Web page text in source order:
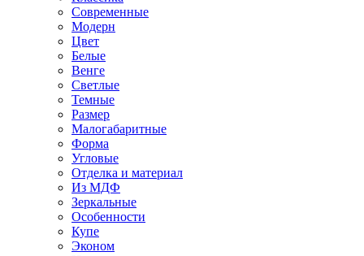
Современные
Модерн
Цвет
Белые
Венге
Светлые
Темные
Размер
Малогабаритные
Форма
Угловые
Отделка и материал
Из МДФ
Зеркальные
Особенности
Купе
Эконом